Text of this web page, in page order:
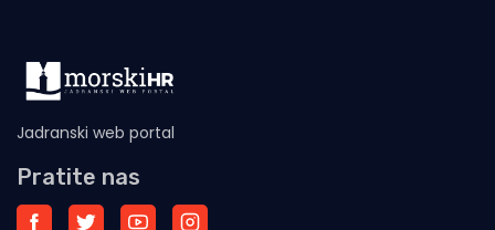
Jadranski web portal
Pratite nas